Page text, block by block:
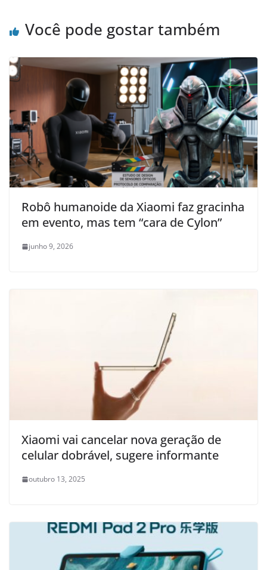
Você pode gostar também
Robô humanoide da Xiaomi faz gracinha
em evento, mas tem “cara de Cylon”
junho 9, 2026
Xiaomi vai cancelar nova geração de
celular dobrável, sugere informante
outubro 13, 2025